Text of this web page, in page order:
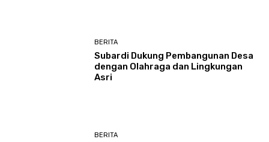
BERITA
Subardi Dukung Pembangunan Desa
dengan Olahraga dan Lingkungan
Asri
BERITA